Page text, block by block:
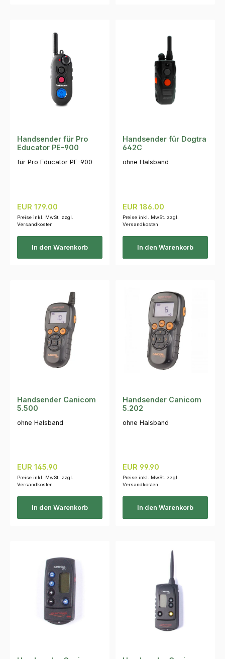
Handsender für Pro
Educator PE-900
für Pro Educator PE-900
Regulärer Preis:
EUR 179.00
Preise inkl. MwSt. zzgl.
Versandkosten
In den Warenkorb
Handsender für Dogtra
642C
ohne Halsband
Regulärer Preis:
EUR 186.00
Preise inkl. MwSt. zzgl.
Versandkosten
In den Warenkorb
Handsender Canicom
5.500
ohne Halsband
Regulärer Preis:
EUR 145.90
Preise inkl. MwSt. zzgl.
Versandkosten
In den Warenkorb
Handsender Canicom
5.202
ohne Halsband
Regulärer Preis:
EUR 99.90
Preise inkl. MwSt. zzgl.
Versandkosten
In den Warenkorb